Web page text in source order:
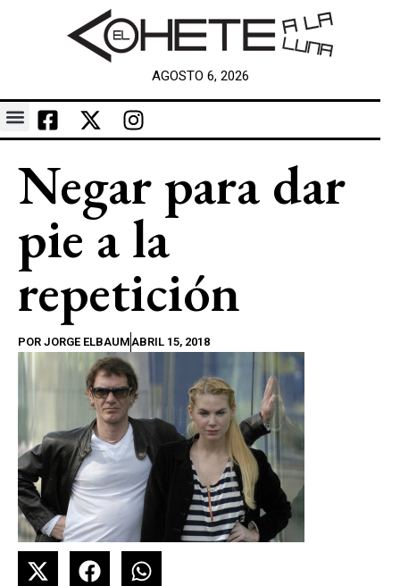
AGOSTO 6, 2026
Negar para dar
pie a la
repetición
POR JORGE ELBAUMABRIL 15, 2018